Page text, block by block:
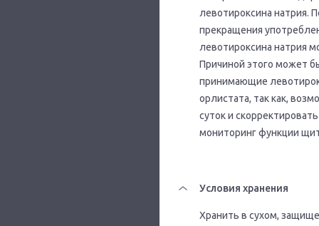
левотироксина натрия.
прекращения
левотироксина натрия
Причиной этого может
принимающие
орлистата, так как,
суток и
мониторинг функции
Условия хранения
Хранить в сухом,